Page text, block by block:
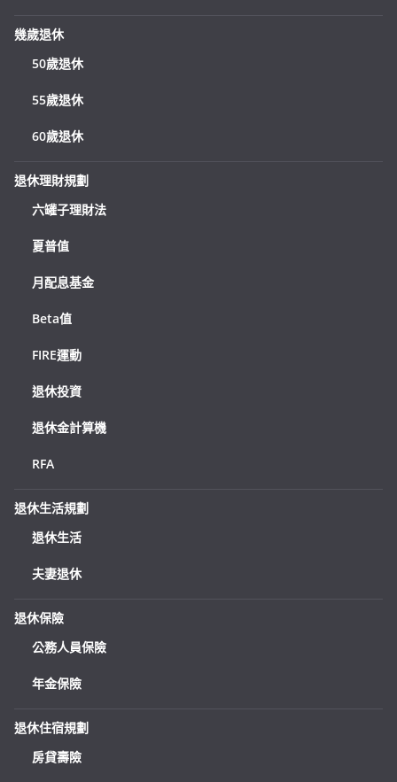
幾歲退休
50歲退休
55歲退休
60歲退休
退休理財規劃
六罐子理財法
夏普值
月配息基金
Beta值
FIRE運動
退休投資
退休金計算機
RFA
退休生活規劃
退休生活
夫妻退休
退休保險
公務人員保險
年金保險
退休住宿規劃
房貸壽險